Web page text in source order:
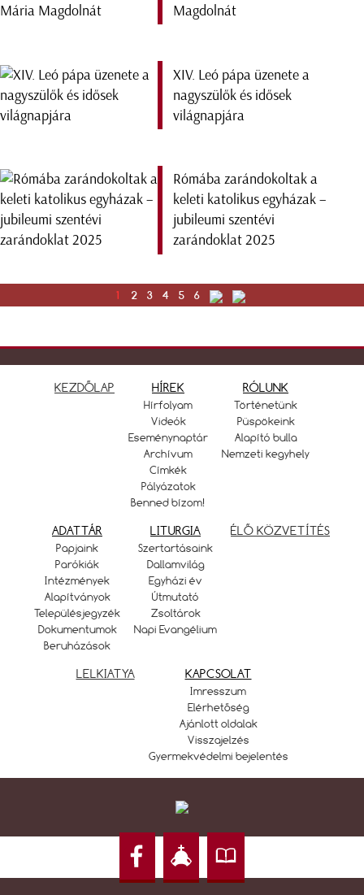
Magdolnát
XIV. Leó pápa üzenete a
nagyszülők és idősek
világnapjára
Rómába zarándokoltak a
keleti katolikus egyházak –
jubileumi szentévi
zarándoklat 2025
1 2 3 4 5 6
KEZDŐLAP HÍREK
Hírfolyam
Videók
Eseménynaptár
Archívum
Címkék
Pályázatok
Benned bízom!
RÓLUNK
Történetünk
Püspökeink
Alapító bulla
Nemzeti kegyhely
ADATTÁR
Papjaink
Parókiák
Intézmények
Alapítványok
Településjegyzék
Dokumentumok
Beruházások
LITURGIA
Szertartásaink
Dallamvilág
Egyházi év
Útmutató
Zsoltárok
Napi Evangélium
ÉLŐ KÖZVETÍTÉS
LELKIATYA KAPCSOLAT
Imresszum
Elérhetőség
Ajánlott oldalak
Visszajelzés
Gyermekvédelmi bejelentés